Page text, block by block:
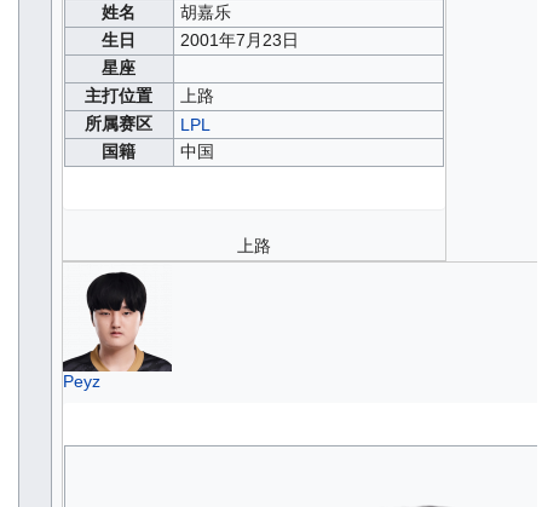
姓名
胡嘉乐
生日
2001年7月23日
星座
主打位置
上路
所属赛区
LPL
国籍
中国
上路
Peyz